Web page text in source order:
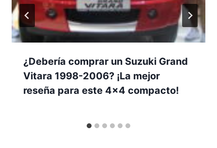
¿Debería comprar un Suzuki Grand
Vitara 1998-2006? ¡La mejor
reseña para este 4×4 compacto!